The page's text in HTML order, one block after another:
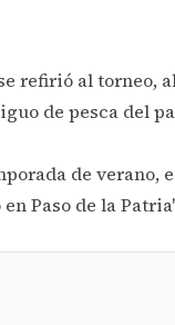
refirió al torneo,
de pesca del
de verano,
Paso de la